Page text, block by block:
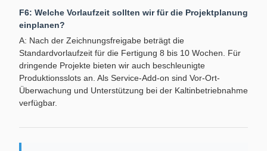
F6: Welche Vorlaufzeit sollten wir für die Projektplanung
einplanen?
A: Nach der Zeichnungsfreigabe beträgt die
Standardvorlaufzeit für die Fertigung 8 bis 10 Wochen. Für
dringende Projekte bieten wir auch beschleunigte
Produktionsslots an. Als Service-Add-on sind Vor-Ort-
Überwachung und Unterstützung bei der Kaltinbetriebnahme
verfügbar.